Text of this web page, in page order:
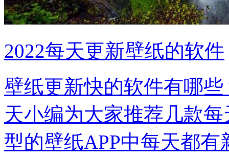
2022每天更新壁纸的软件
壁纸更新快的软件有哪
天小编为大家推荐几款
型的壁纸APP中每天都